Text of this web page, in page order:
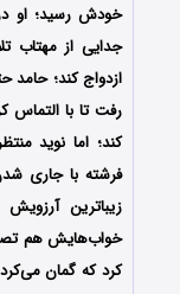
خودش رسید؛ او
جدایی از مهتاب
ازدواج کند؛ حامد
رفت تا با التماس
کند؛ اما نوید
فرشته با جاری
زیباترین
خواب‌هایش هم تصور
کرد که گمان